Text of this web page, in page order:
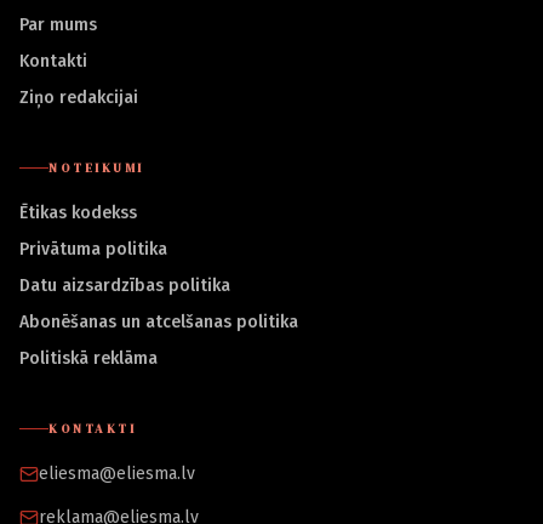
Par mums
Kontakti
Ziņo redakcijai
NOTEIKUMI
Ētikas kodekss
Privātuma politika
Datu aizsardzības politika
Abonēšanas un atcelšanas politika
Politiskā reklāma
KONTAKTI
eliesma@eliesma.lv
reklama@eliesma.lv